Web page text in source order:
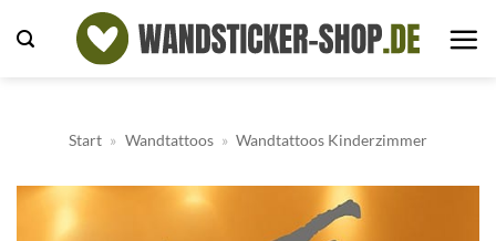
Inhalt
Start » Wandtattoos » Wandtattoos Kinderzimmer